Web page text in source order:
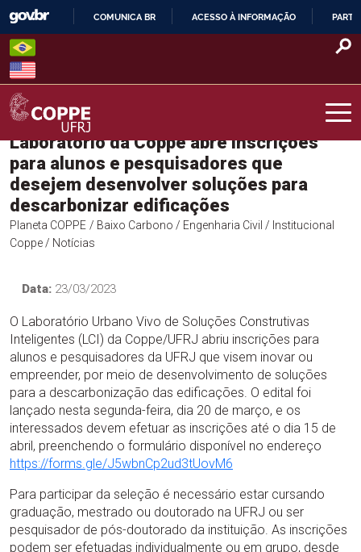
Skip
content
O
COMUNICA BR ACESSO À INFORMAÇÃO
COPPE – UFRJ
Laboratório da Coppe abre inscrições
para alunos e pesquisadores que
desejem desenvolver soluções para
descarbonizar edificações
Planeta COPPE / Baixo Carbono / Engenharia Civil / Institucional
Coppe / Notícias
Data: 23/03/2023
O Laboratório Urbano Vivo de Soluções Construtivas
Inteligentes (LCI) da Coppe/UFRJ abriu inscrições para
alunos e pesquisadores da UFRJ que visem inovar ou
empreender, por meio de desenvolvimento de soluções
para a descarbonização das edificações. O edital foi
lançado nesta segunda-feira, dia 20 de março, e os
interessados devem efetuar as inscrições até o dia 15 de
abril, preenchendo o formulário disponível no endereço
https://forms.gle/J5wbnCp2ud3tUovM6
Para participar da seleção é necessário estar cursando
graduação, mestrado ou doutorado na UFRJ ou ser
pesquisador de pós-doutorado da instituição. As inscrições
podem ser efetuadas individualmente ou em grupo, desde